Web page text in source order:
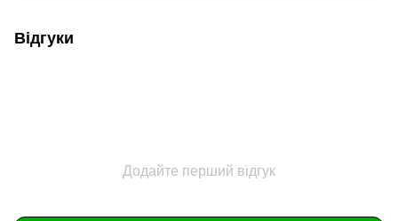
Відгуки
Додайте перший відгук